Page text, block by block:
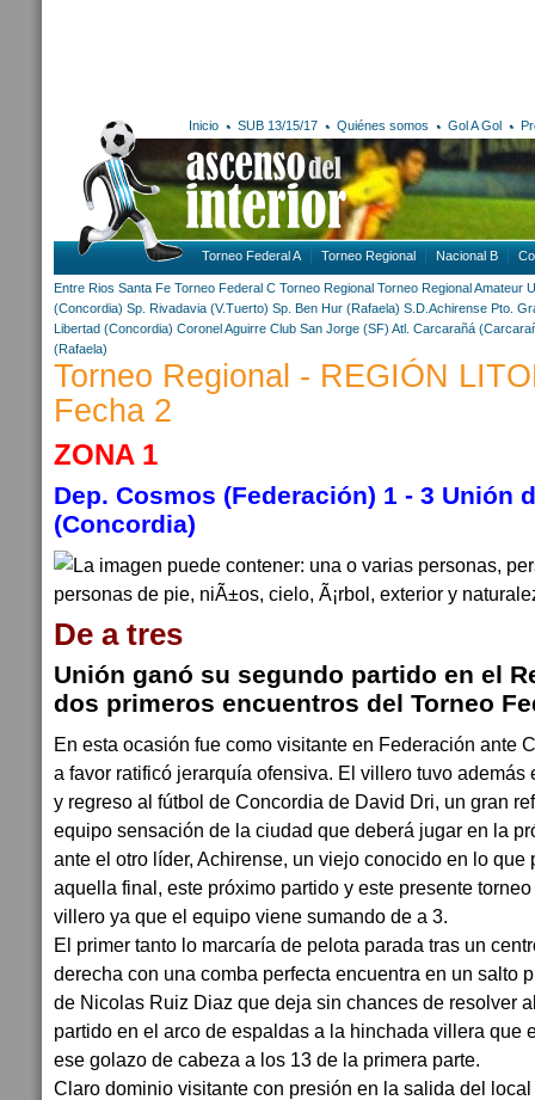
Inicio SUB 13/15/17 Quiénes somos Gol A Gol
Torneo Federal A Torneo Regional Nacional B
Entre Rios Santa Fe Torneo Federal C Torneo Regional Torneo Regional Amateur
(Concordia) Sp. Rivadavia (V.Tuerto) Sp. Ben Hur (Rafaela) S.D.Achirense Pto.
Libertad (Concordia) Coronel Aguirre Club San Jorge (SF) Atl. Carcarañá
(Rafaela)
Torneo Regional - REGIÓN
Fecha 2
ZONA 1
Dep. Cosmos (Federación) 1 - 3 Unión
(Concordia)
De a tres
Unión ganó su segundo partido en el
dos primeros encuentros del Torneo
En esta ocasión fue como visitante en Federación ante
a favor ratificó jerarquía ofensiva. El villero tuvo además
y regreso al fútbol de Concordia de David Dri, un gran
equipo sensación de la ciudad que deberá jugar en la
ante el otro líder, Achirense, un viejo conocido en lo que
aquella final, este próximo partido y este presente
villero ya que el equipo viene sumando de a 3.
El primer tanto lo marcaría de pelota parada tras un
derecha con una comba perfecta encuentra en un salto
de Nicolas Ruiz Diaz que deja sin chances de resolver
partido en el arco de espaldas a la hinchada villera que
ese golazo de cabeza a los 13 de la primera parte.
Claro dominio visitante con presión en la salida del